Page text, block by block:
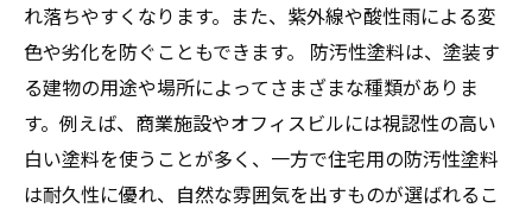
れ落ちやすくなります。また、紫外線や酸性雨による変
色や劣化を防ぐこともできます。 防汚性塗料は、塗装す
る建物の用途や場所によってさまざまな種類がありま
す。例えば、商業施設やオフィスビルには視認性の高い
白い塗料を使うことが多く、一方で住宅用の防汚性塗料
は耐久性に優れ、自然な雰囲気を出すものが選ばれるこ